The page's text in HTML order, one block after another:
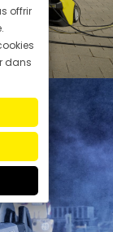
offrir
dans